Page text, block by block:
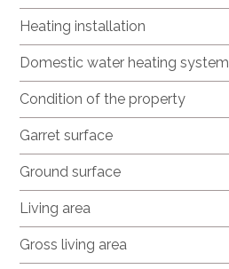
Heating installation
Domestic water heating system
Condition of the property
Garret surface
Ground surface
Living area
Gross living area